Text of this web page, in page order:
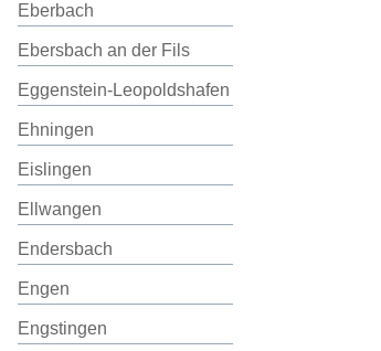
Eberbach
Ebersbach an der Fils
Eggenstein-Leopoldshafen
Ehningen
Eislingen
Ellwangen
Endersbach
Engen
Engstingen